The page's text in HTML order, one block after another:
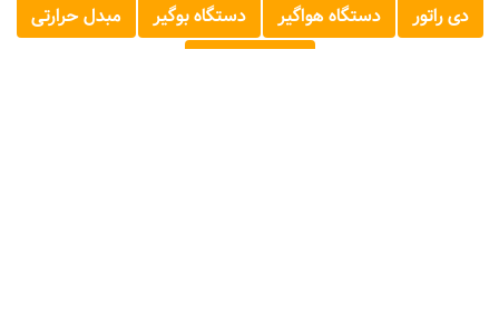
دی راتور
دستگاه هواگیر دستگاه بوگیر
مبدل حرارتی